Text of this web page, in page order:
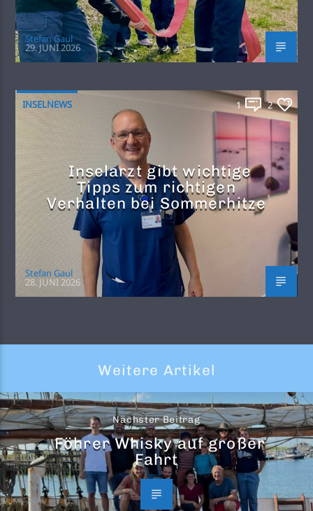
Stefan Gaul
29. JUNI 2026
INSELNEWS 1 2
Inselarzt gibt wichtige
Tipps zum richtigen
Verhalten bei Sommerhitze
Stefan Gaul
28. JUNI 2026
Weitere Artikel
Nächster Beitrag
Föhrer Whisky auf großer
Fahrt